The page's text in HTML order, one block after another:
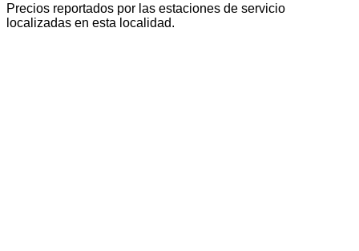
Precios reportados por las estaciones de servicio
localizadas en esta localidad.